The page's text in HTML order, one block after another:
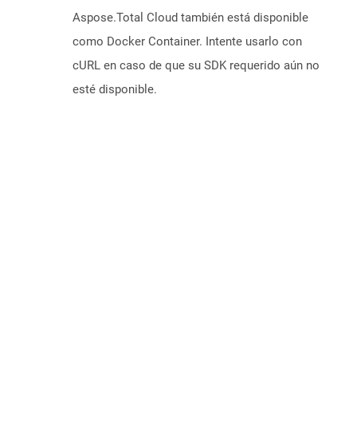
Aspose.Total Cloud también está disponible
como Docker Container. Intente usarlo con
cURL en caso de que su SDK requerido aún no
esté disponible.